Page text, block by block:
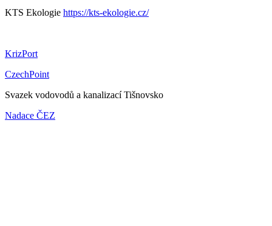
KTS Ekologie https://kts-ekologie.cz/
KrizPort
CzechPoint
Svazek vodovodů a kanalizací Tišnovsko
Nadace ČEZ